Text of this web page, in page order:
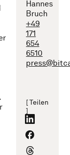
Hannes
Bruch
+49
171
654
6510
[ Teilen
]